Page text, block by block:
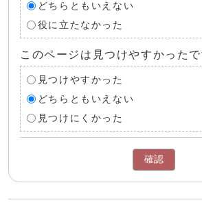
どちらともいえない
役に立たなかった
このページは見つけやすかったで
見つけやすかった
どちらともいえない
見つけにくかった
確認